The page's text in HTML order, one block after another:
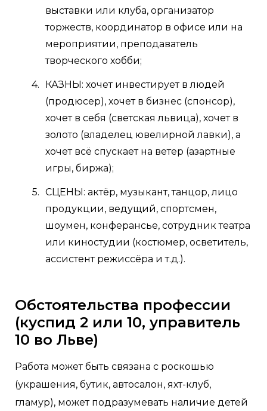
выставки или клуба, организатор
торжеств, координатор в офисе или на
мероприятии, преподаватель
творческого хобби;
КАЗНЫ: хочет инвестирует в людей
(продюсер), хочет в бизнес (спонсор),
хочет в себя (светская львица), хочет в
золото (владелец ювелирной лавки), а
хочет всё спускает на ветер (азартные
игры, биржа);
СЦЕНЫ: актёр, музыкант, танцор, лицо
продукции, ведущий, спортсмен,
шоумен, конферансье, сотрудник театра
или киностудии (костюмер, осветитель,
ассистент режиссёра и т.д.).
Обстоятельства профессии
(куспид 2 или 10, управитель
10 во Льве)
Работа может быть связана с роскошью
(украшения, бутик, автосалон, яхт-клуб,
гламур), может подразумевать наличие детей